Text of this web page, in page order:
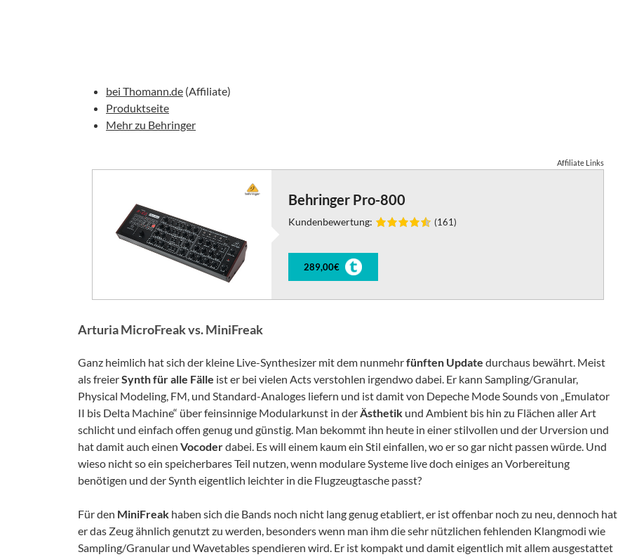
bei Thomann.de (Affiliate)
Produktseite
Mehr zu Behringer
Affiliate Links
Behringer Pro-800
Kundenbewertung: (161)
289,00€
Arturia MicroFreak vs. MiniFreak
Ganz heimlich hat sich der kleine Live-Synthesizer mit dem nunmehrfünften Update durchaus bewährt. Meist
als freierSynthfüralle Fälle ist er bei vielen Acts verstohlen irgendwo dabei. Er kann Sampling/Granular,
Physical Modeling, FM, und Standard-Analoges liefern und ist damit von Depeche Mode Sounds von „Emulator
II bis Delta Machine“ über feinsinnige Modularkunst in derÄsthetik und Ambient bis hin zu Flächen aller Art
schlicht und einfach offen genug und günstig. Man bekommt ihn heute in einer stilvollen und der Urversion und
hat damit auch einen Vocoderdabei. Es will einem kaum ein Stil einfallen, wo er so gar nicht passen würde. Und
wieso nicht so ein speicherbares Teil nutzen, wenn modulare Systeme live doch einiges an Vorbereitung
benötigen und der Synth eigentlich leichter in die Flugzeugtasche passt?
Für den MiniFreak haben sich die Bands noch nicht lang genug etabliert, er ist offenbar noch zu neu, dennoch hat
er das Zeug ähnlich genutzt zu werden, besonders wenn man ihm die sehr nützlichen fehlenden Klangmodi wie
Sampling/Granular und Wavetables spendieren wird. Er ist kompakt und damit eigentlich mit allem ausgestattet